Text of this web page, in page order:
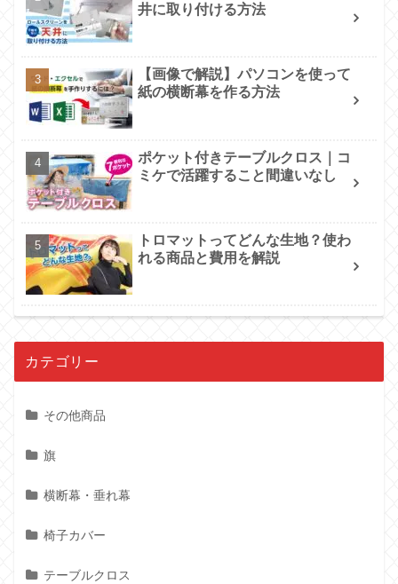
井に取り付ける方法
【画像で解説】パソコンを使って
紙の横断幕を作る方法
ポケット付きテーブルクロス｜コ
ミケで活躍すること間違いなし
トロマットってどんな生地？使わ
れる商品と費用を解説
カテゴリー
その他商品
旗
横断幕・垂れ幕
椅子カバー
テーブルクロス